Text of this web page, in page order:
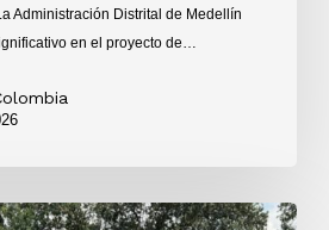
Administración Distrital de Medellín
en el proyecto de…